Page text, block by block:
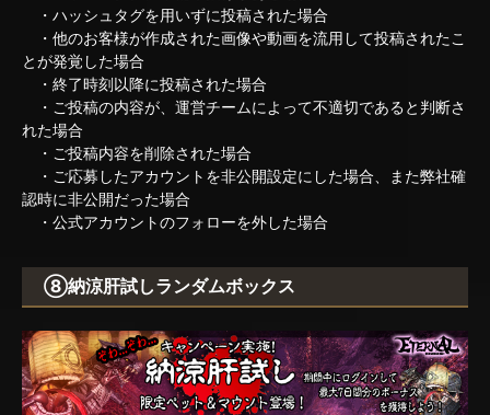
・ハッシュタグを用いずに投稿された場合
・他のお客様が作成された画像や動画を流用して投稿されたこ
とが発覚した場合
・終了時刻以降に投稿された場合
・ご投稿の内容が、運営チームによって不適切であると判断さ
れた場合
・ご投稿内容を削除された場合
・ご応募したアカウントを非公開設定にした場合、また弊社確
認時に非公開だった場合
・公式アカウントのフォローを外した場合
⑧納涼肝試しランダムボックス